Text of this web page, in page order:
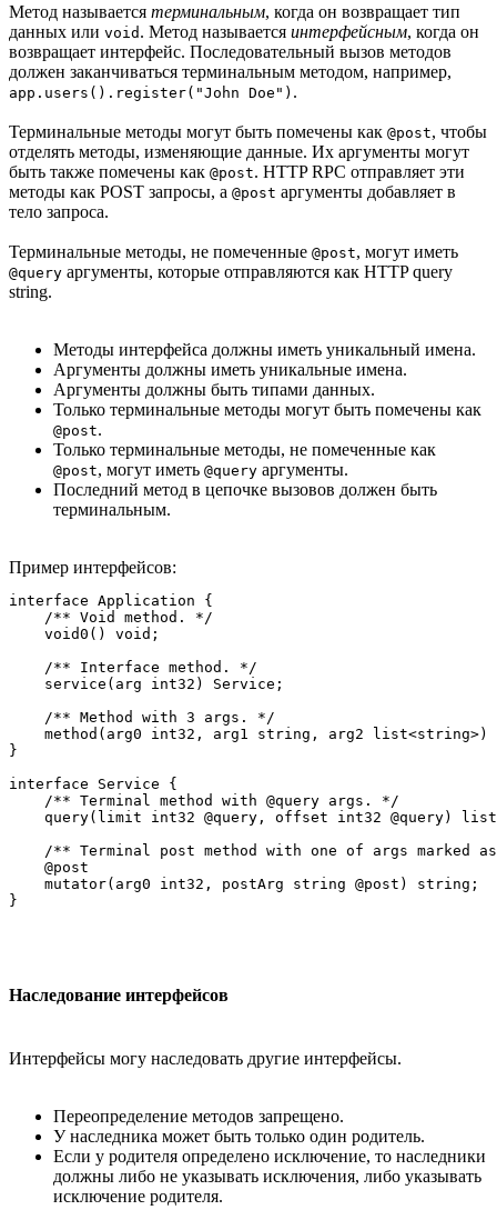
Метод называется терминальным, когда он возвращает тип
данных или void . Метод называется интерфейсным, когда он
возвращает интерфейс. Последовательный вызов методов
должен заканчиваться терминальным методом, например,
app.users().register("John Doe") .
Терминальные методы могут быть помечены как @post, чтобы
отделять методы, изменяющие данные. Их аргументы могут
быть также помечены как @post. HTTP RPC отправляет эти
методы как POST запросы, а @post аргументы добавляет в
тело запроса.
Терминальные методы, не помеченные @post, могут иметь
@query аргументы, которые отправляются как HTTP query
string.
Методы интерфейса должны иметь уникальный имена.
Аргументы должны иметь уникальные имена.
Аргументы должны быть типами данных.
Только терминальные методы могут быть помечены как
@post.
Только терминальные методы, не помеченные как
@post, могут иметь @query аргументы.
Последний метод в цепочке вызовов должен быть
терминальным.
Пример интерфейсов:
interface Application {
    /** Void method. */
    void0() void;
    /** Interface method. */
    service(arg int32) Service;
    /** Method with 3 args. */
method(arg0 int32, arg1 string, arg2 list<string>)
}
interface Service {
    /** Terminal method with @query args. */
query(limit int32 @query, offset int32 @query)
/** Terminal post method with one of args marked
    @post
    mutator(arg0 int32, postArg string @post) string;
Наследование интерфейсов
Интерфейсы могу наследовать другие интерфейсы.
Переопределение методов запрещено.
У наследника может быть только один родитель.
Если у родителя определено исключение, то наследники
должны либо не указывать исключения, либо указывать
исключение родителя.